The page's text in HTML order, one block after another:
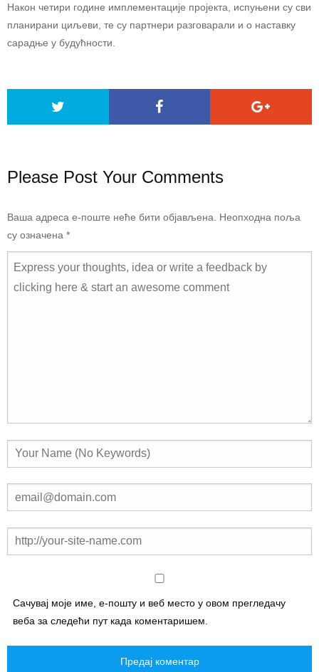
Након четири године имплементације пројекта, испуњени су сви
планирани циљеви, те су партнери разговарали и о наставку
сарадње у будућности.
Please Post Your Comments
Ваша адреса е-поште неће бити објављена. Неопходна поља
су означена *
Сачувај моје име, е-пошту и веб место у овом прегледачу
веба за следећи пут када коментаришем.